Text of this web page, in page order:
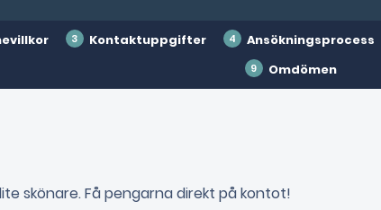
Kontaktuppgifter Ansökningsprocess
Omdömen
skönare. Få pengarna direkt på kontot!